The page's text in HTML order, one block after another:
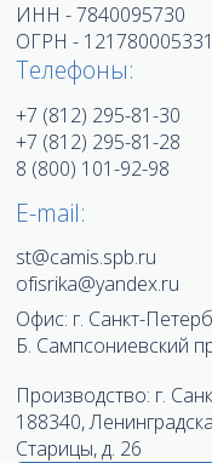
ИНН - 7840095730
ОГРН -
Телефоны:
+7 (812) 295-81-30
+7 (812) 295-81-28
8 (800) 101-92-98
E-mail:
st@camis.spb.ru
ofisrika@yandex.ru
Офис: г. Санкт-
Б. Сампсониевский
Производство: г.
188340,
Старицы, д. 26